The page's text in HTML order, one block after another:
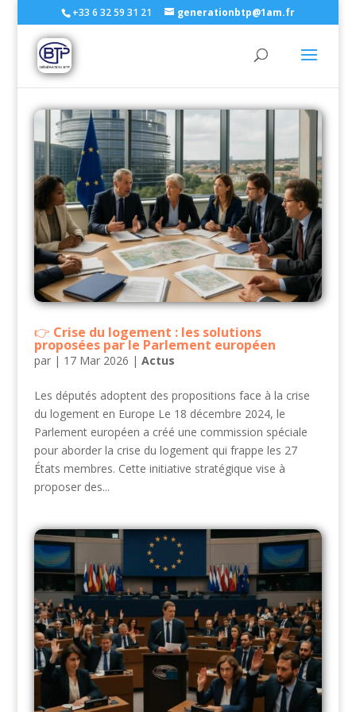
+33 6 32 59 31 21 generationbtp@1am.fr
Crise du logement : les solutions
proposées par le Parlement européen
par | 17 Mar 2026 | Actus
Les députés adoptent des propositions face à la crise
du logement en Europe Le 18 décembre 2024, le
Parlement européen a créé une commission spéciale
pour aborder la crise du logement qui frappe les 27
États membres. Cette initiative stratégique vise à
proposer des...